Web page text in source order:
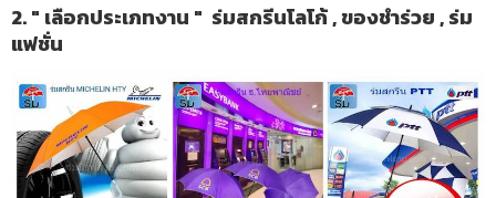
2. " เลือกประเภทงาน " ร่มสกรีนโลโก้ , ของชำร่วย , ร่ม
แฟชั่น